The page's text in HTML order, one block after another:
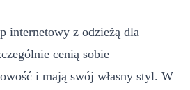
internetowy z odzieżą dla
cenią sobie
i mają swój własny styl. W